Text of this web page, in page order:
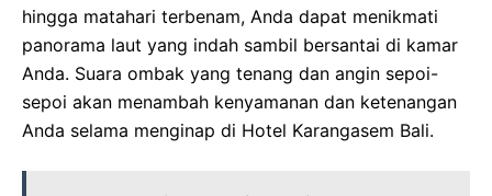
hingga matahari terbenam, Anda dapat menikmati
panorama laut yang indah sambil bersantai di kamar
Anda. Suara ombak yang tenang dan angin sepoi-
sepoi akan menambah kenyamanan dan ketenangan
Anda selama menginap di Hotel Karangasem Bali.